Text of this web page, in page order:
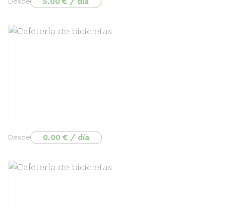
Desde
Desde 0.00 € / día